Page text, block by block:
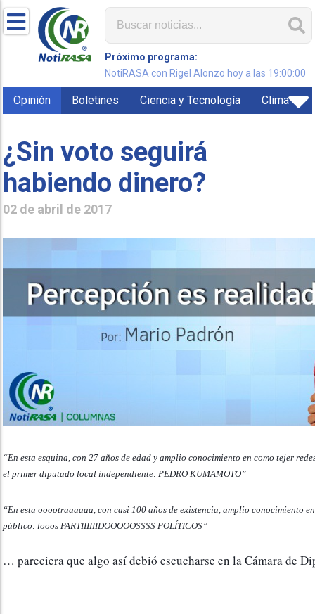
Próximo programa:
NotiRASA con Rigel Alonzo hoy a las 19:00:00
Opinión Boletines Ciencia y Tecnología Clima
¿Sin voto seguirá
habiendo dinero?
02 de abril de 2017
“En esta esquina, con 27 años de edad y amplio conocimiento en como tejer
el primer diputado local independiente: PEDRO KUMAMOTO”
“En esta ooootraaaaaa, con casi 100 años de existencia, amplio conocimiento
público: looos PARTIIIIIIDOOOOOSSSS POLÍTICOS”
… pareciera que algo así debió escucharse en la Cámara de